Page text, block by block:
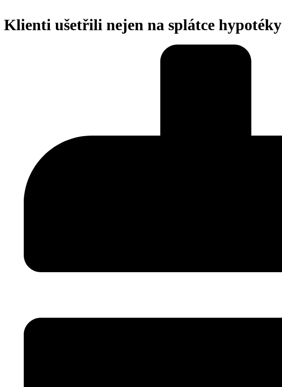
Klienti ušetřili nejen na splátce hypotéky